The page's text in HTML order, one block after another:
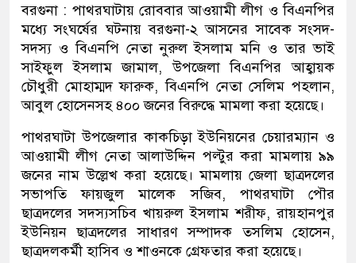
বরগুনা : পাথরঘাটায় রোববার আওয়ামী লীগ ও বিএনপির
মধ্যে সংঘর্ষের ঘটনায় বরগুনা-২ আসনের সাবেক সংসদ-
সদস্য ও বিএনপি নেতা নুরুল ইসলাম মনি ও তার ভাই
সাইফুল ইসলাম জামাল, উপজেলা বিএনপির আহ্বায়ক
চৌধুরী মোহাম্মদ ফারুক, বিএনপি নেতা সেলিম পহলান,
আবুল হোসেনসহ ৪০০ জনের বিরুদ্ধে মামলা করা হয়েছে।
পাথরঘাটা উপজেলার কাকচিড়া ইউনিয়নের চেয়ারম্যান ও
আওয়ামী লীগ নেতা আলাউদ্দিন পল্টুর করা মামলায় ৯৯
জনের নাম উল্লেখ করা হয়েছে। মামলায় জেলা ছাত্রদলের
সভাপতি ফায়জুল মালেক সজিব, পাথরঘাটা পৌর
ছাত্রদলের সদস্যসচিব খায়রুল ইসলাম শরীফ, রায়হানপুর
ইউনিয়ন ছাত্রদলের সাধারণ সম্পাদক তসলিম হোসেন,
ছাত্রদলকর্মী হাসিব ও শাওনকে গ্রেফতার করা হয়েছে।